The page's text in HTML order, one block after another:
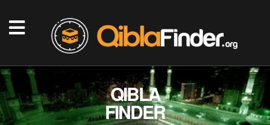
QIBLA
FINDER